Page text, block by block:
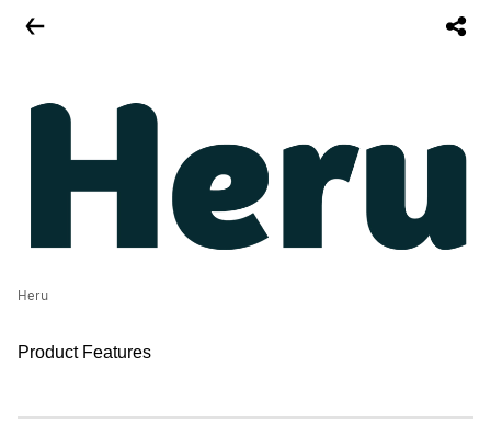
Heru
Product Features